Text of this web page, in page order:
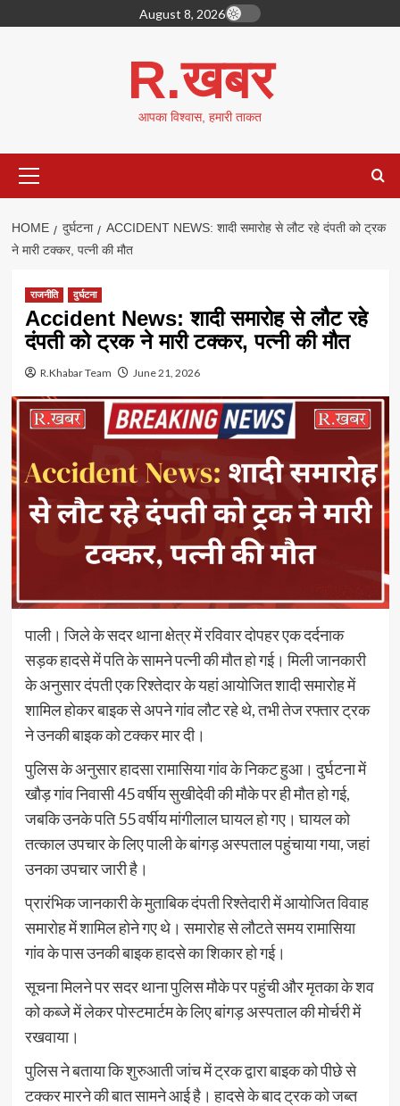
to
August 8, 2026
R.खबर
आपका विश्वास, हमारी ताकत
Menu
HOME दुर्घटना
ACCIDENT NEWS: शादी समारोह से लौट रहे दंपती को ट्रक
ने मारी टक्कर, पत्नी की मौत
राजनीति दुर्घटना
Accident News: शादी समारोह से लौट रहे
दंपती को ट्रक ने मारी टक्कर, पत्नी की मौत
R.Khabar Team June 21, 2026
पाली। जिले के सदर थाना क्षेत्र में रविवार दोपहर एक दर्दनाक
सड़क हादसे में पति के सामने पत्नी की मौत हो गई। मिली जानकारी
के अनुसार दंपती एक रिश्तेदार के यहां आयोजित शादी समारोह में
शामिल होकर बाइक से अपने गांव लौट रहे थे, तभी तेज रफ्तार ट्रक
ने उनकी बाइक को टक्कर मार दी।
पुलिस के अनुसार हादसा रामासिया गांव के निकट हुआ। दुर्घटना में
खौड़ गांव निवासी 45 वर्षीय सुखीदेवी की मौके पर ही मौत हो गई,
जबकि उनके पति 55 वर्षीय मांगीलाल घायल हो गए। घायल को
तत्काल उपचार के लिए पाली के बांगड़ अस्पताल पहुंचाया गया, जहां
उनका उपचार जारी है।
प्रारंभिक जानकारी के मुताबिक दंपती रिश्तेदारी में आयोजित विवाह
समारोह में शामिल होने गए थे। समारोह से लौटते समय रामासिया
गांव के पास उनकी बाइक हादसे का शिकार हो गई।
सूचना मिलने पर सदर थाना पुलिस मौके पर पहुंची और मृतका के शव
को कब्जे में लेकर पोस्टमार्टम के लिए बांगड़ अस्पताल की मोर्चरी में
रखवाया।
पुलिस ने बताया कि शुरुआती जांच में ट्रक द्वारा बाइक को पीछे से
टक्कर मारने की बात सामने आई है। हादसे के बाद ट्रक को जब्त